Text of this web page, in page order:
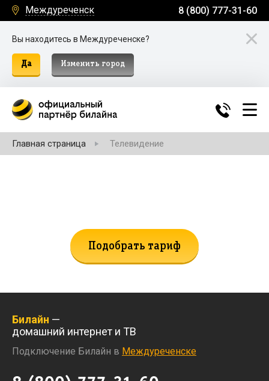
Междуреченск 8 (800) 777-31-60
Вы находитесь в Междуреченске?
Да Изменить город
Главная страница Телевидение
Подобрать тариф
Билайн —
домашний интернет и ТВ
Подключение Билайн в Междуреченске